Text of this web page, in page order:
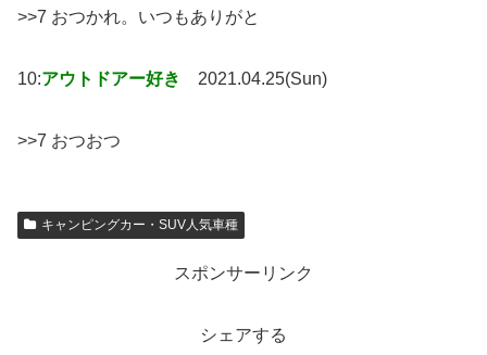
>>7 おつかれ。いつもありがと
10:アウトドアー好き 2021.04.25(Sun)
>>7 おつおつ
キャンピングカー・SUV人気車種
スポンサーリンク
シェアする